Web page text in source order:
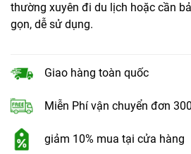
thường xuyên đi du lịch hoặc cần
gọn, dễ sử dụng.
Giao hàng toàn quốc
Miễn Phí vận chuyển đơn
giảm 10% mua tại cửa hàng